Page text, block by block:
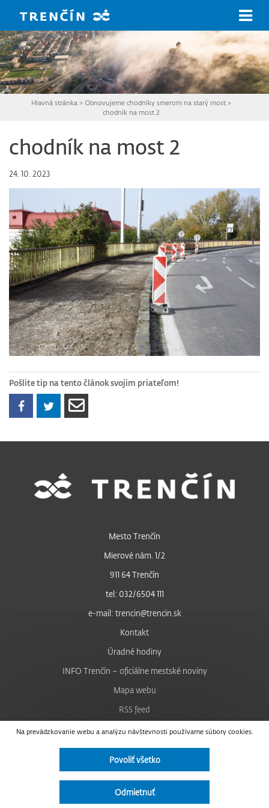
Hlavná stránka > Obnovujeme chodníky smerom na starý most>
chodník na most 2
chodník na most 2
24. 10. 2023
Pošlite tip na tento článok svojim priateľom!
Na prevádzkovanie webu a analýzu návštevnosti používame súbory cookies.
Povoliť všetko
Odmietnuť
Mesto Trenčín
Mierové nám. 1/2
911 64 Trenčín
tel: 032/6504 111
e-mail: trencin@trencin.sk
Kontakt
Úradné hodiny
INFO Trenčín – oficiálne mestské noviny
Mapa webu
RSS feed
Nastavenie cookies
Facebook
Instagram
Vyhlásenie o prístupnosti